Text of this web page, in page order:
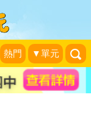
熱門 ▼單元
滑梯～台